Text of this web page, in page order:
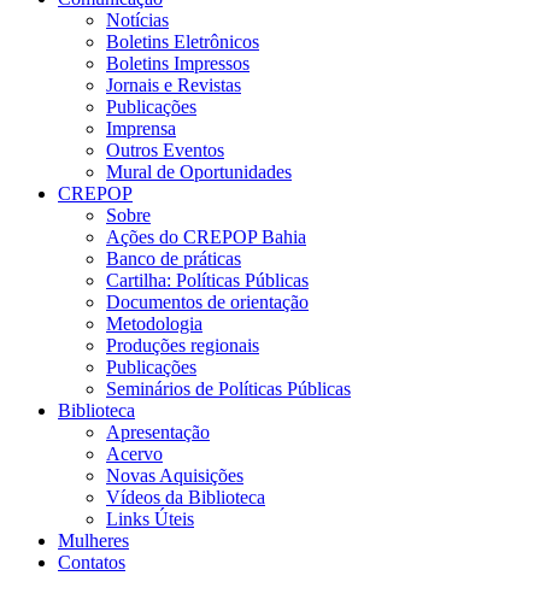
Notícias
Boletins Eletrônicos
Boletins Impressos
Jornais e Revistas
Publicações
Imprensa
Outros Eventos
Mural de Oportunidades
CREPOP
Sobre
Ações do CREPOP Bahia
Banco de práticas
Cartilha: Políticas Públicas
Documentos de orientação
Metodologia
Produções regionais
Publicações
Seminários de Políticas Públicas
Biblioteca
Apresentação
Acervo
Novas Aquisições
Vídeos da Biblioteca
Links Úteis
Mulheres
Contatos